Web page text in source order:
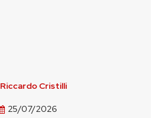
Riccardo Cristilli
25/07/2026